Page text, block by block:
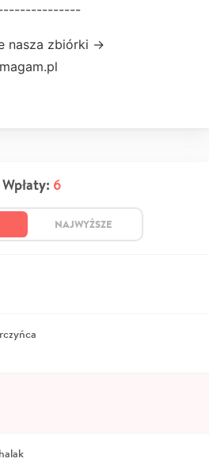
nasza zbiórki ->
Wpłaty: 6
NAJWYŻSZE